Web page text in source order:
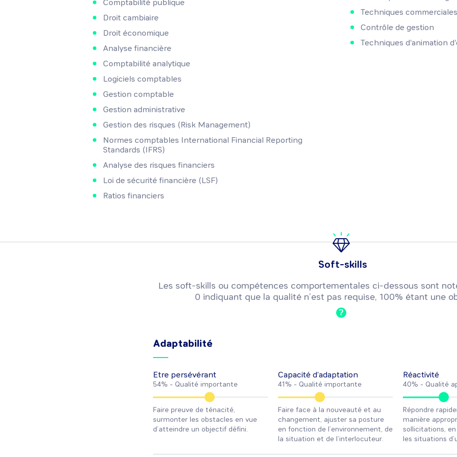
Comptabilité publique
Droit cambiaire
Droit économique
Analyse financière
Comptabilité analytique
Logiciels comptables
Gestion comptable
Gestion administrative
Gestion des risques (Risk Management)
Normes comptables International Financial Reporting
Standards (IFRS)
Analyse des risques financiers
Loi de sécurité financière (LSF)
Ratios financiers
Techniques commerciales
Contrôle de gestion
Techniques d'animation
Soft-skills
Les soft-skills ou compétences comportementales ci-dessous sont
0 indiquant que la qualité n’est pas requise, 100% étant une
?
Adaptabilité
Etre persévérant
54% - Qualité importante
Faire preuve de ténacité,
surmonter les obstacles en vue
d’atteindre un objectif défini.
Capacité d’adaptation
41% - Qualité importante
Faire face à la nouveauté et au
changement, ajuster sa posture
en fonction de l’environnement, de
la situation et de l’interlocuteur.
Réactivité
40% - Qualité
Répondre
manière
sollicitations,
les situations